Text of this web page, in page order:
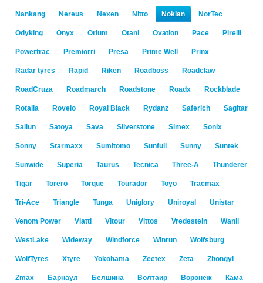
Nankang Nereus Nexen Nitto Nokian NorTec
Odyking Onyx Orium Otani Ovation Pace Pirelli
Powertrac Premiorri Presa Prime Well Prinx
Radar tyres Rapid Riken Roadboss Roadclaw
RoadCruza Roadmarch Roadstone Roadx Rockblade
Rotalla Rovelo Royal Black Rydanz Saferich Sagitar
Sailun Satoya Sava Silverstone Simex Sonix
Sonny Starmaxx Sumitomo Sunfull Sunny Suntek
Sunwide Superia Taurus Tecnica Three-A Thunderer
Tigar Torero Torque Tourador Toyo Tracmax
Tri-Ace Triangle Tunga Uniglory Uniroyal Unistar
Venom Power Viatti Vitour Vittos Vredestein Wanli
WestLake Wideway Windforce Winrun Wolfsburg
WolfTyres Xtyre Yokohama Zeetex Zeta Zhongyi
Zmax Барнаул Белшина Волтаир Воронеж Кама